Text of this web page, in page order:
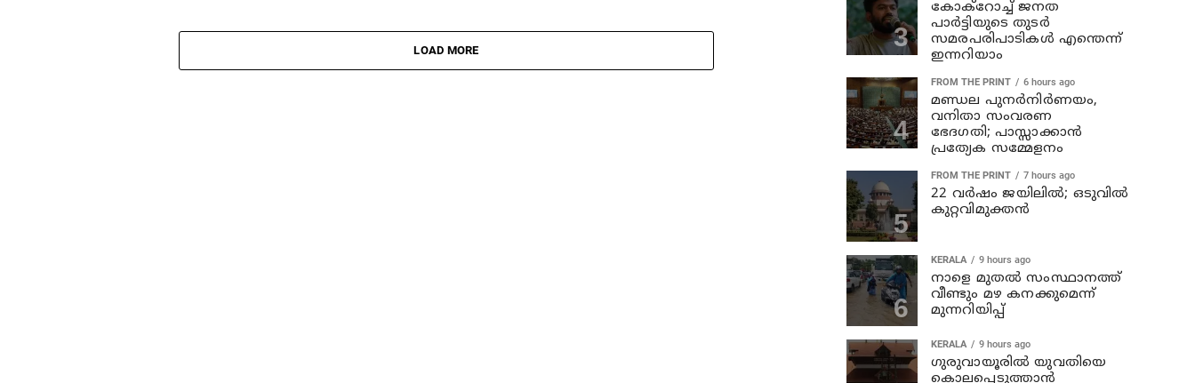
LOAD MORE
കോക്റോച്ച് ജനത
പാര്‍ട്ടിയുടെ തുടര്‍
സമരപരിപാടികള്‍ എന്തെന്ന്
ഇന്നറിയാം
FROM THE PRINT 6 hours ago
മണ്ഡല പുനർനിർണയം,
വനിതാ സംവരണ
ഭേദഗതി; പാസ്സാക്കാൻ
പ്രത്യേക സമ്മേളനം
FROM THE PRINT 7 hours ago
22 വർഷം ജയിലിൽ; ഒടുവിൽ
കുറ്റവിമുക്തൻ
KERALA 9 hours ago
നാളെ മുതല്‍ സംസ്ഥാനത്ത്
വീണ്ടും മഴ കനക്കുമെന്ന്
മുന്നറിയിപ്പ്
KERALA 9 hours ago
ഗുരുവായൂരില്‍ യുവതിയെ
കൊലപ്പെടുത്താന്‍